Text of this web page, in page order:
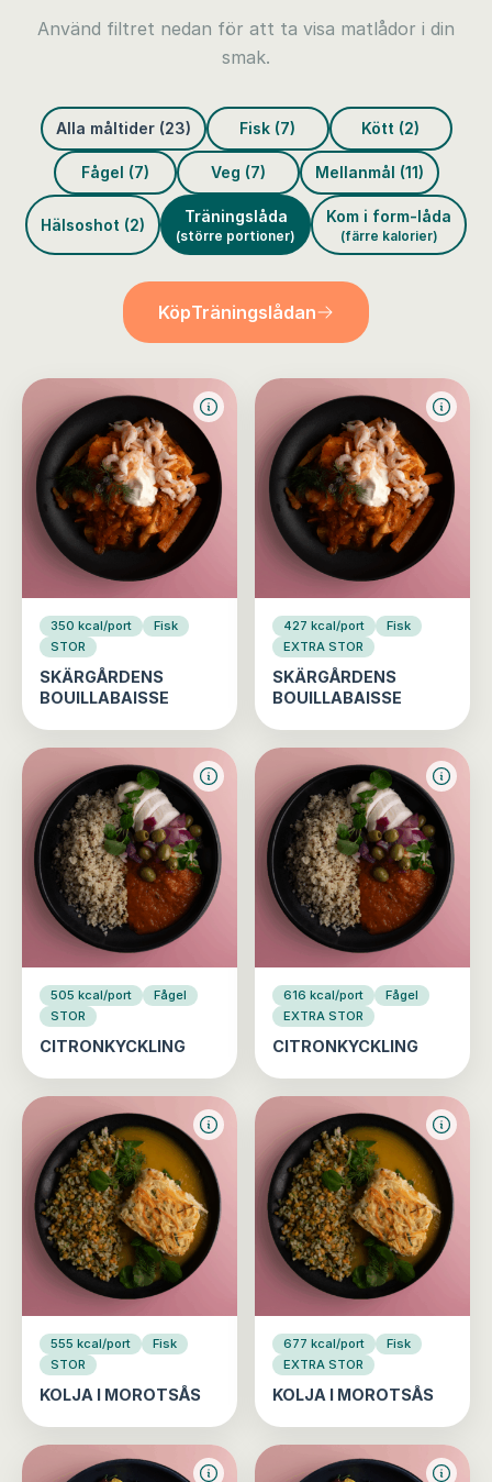
Använd filtret nedan för att ta visa matlådor i din
smak.
Alla måltider (23) Fisk (7) Kött (2)
Fågel (7) Veg (7) Mellanmål (11)
Hälsoshot (2) Träningslåda
(större portioner)
Kom i form-låda
(färre kalorier)
KöpTräningslådan
350 kcal/port
Fisk
STOR
SKÄRGÅRDENS
BOUILLABAISSE
427 kcal/port
Fisk
EXTRA STOR
SKÄRGÅRDENS
BOUILLABAISSE
505 kcal/port
Fågel
STOR
CITRONKYCKLING
616 kcal/port
Fågel
EXTRA STOR
CITRONKYCKLING
555 kcal/port
Fisk
STOR
KOLJA I MOROTSÅS
677 kcal/port
Fisk
EXTRA STOR
KOLJA I MOROTSÅS